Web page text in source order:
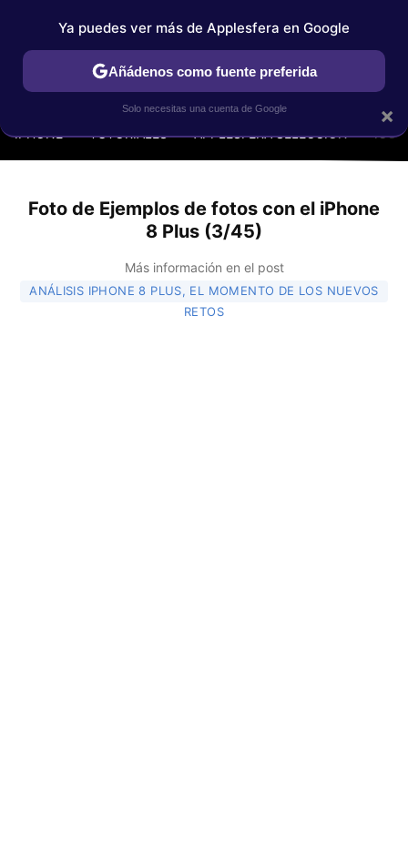
IPHONE TUTORIALES APPLESFERA SELECCIÓN IOS
Foto de Ejemplos de fotos con el iPhone
8 Plus (3/45)
Más información en el post
ANÁLISIS IPHONE 8 PLUS, EL MOMENTO DE LOS NUEVOS
RETOS
×
Ya puedes ver más de Applesfera en Google
Añádenos como fuente preferida
Solo necesitas una cuenta de Google